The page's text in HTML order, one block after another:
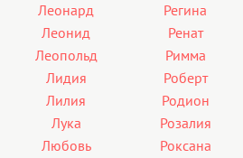
Леонард
Леонид
Леопольд
Лидия
Лилия
Лука
Любовь
Регина
Ренат
Римма
Роберт
Родион
Розалия
Роксана